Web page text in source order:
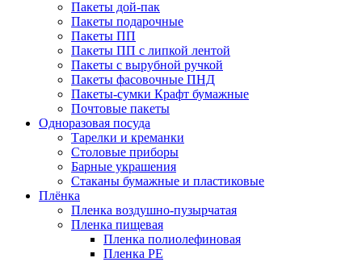
Пакеты дой-пак
Пакеты подарочные
Пакеты ПП
Пакеты ПП с липкой лентой
Пакеты с вырубной ручкой
Пакеты фасовочные ПНД
Пакеты-сумки Крафт бумажные
Почтовые пакеты
Одноразовая посуда
Тарелки и креманки
Столовые приборы
Барные украшения
Стаканы бумажные и пластиковые
Плёнка
Пленка воздушно-пузырчатая
Пленка пищевая
Пленка полиолефиновая
Пленка PE